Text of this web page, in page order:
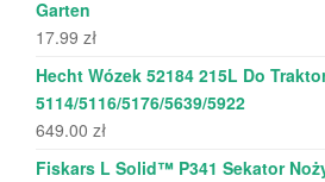
Garten
17.99 zł
Hecht Wózek 52184 215L Do
5114/5116/5176/5639/5922
649.00 zł
Fiskars L Solid™ P341 Sekator